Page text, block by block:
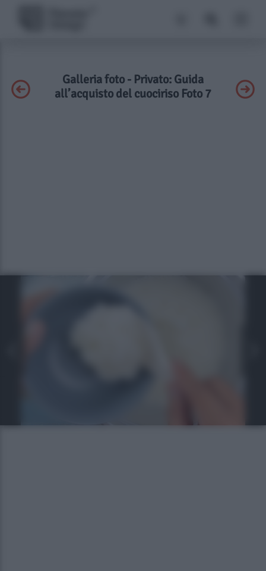
Galleria foto - Privato: Guida
all’acquisto del cuociriso Foto 7